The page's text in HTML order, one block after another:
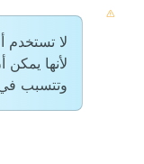
لا
لأنها
وتتسبب في